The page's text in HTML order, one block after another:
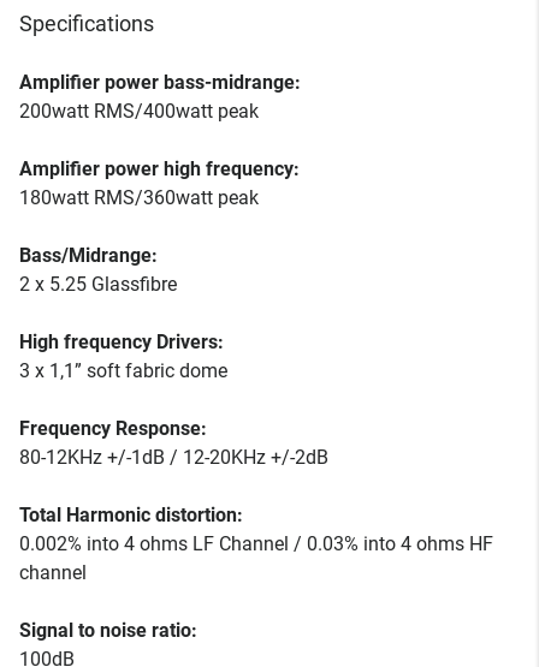
Specifications
Amplifier power bass-midrange:
200watt RMS/400watt peak
Amplifier power high frequency:
180watt RMS/360watt peak
Bass/Midrange:
2 x 5.25 Glassfibre
High frequency Drivers:
3 x 1,1” soft fabric dome
Frequency Response:
80-12KHz +/-1dB / 12-20KHz +/-2dB
Total Harmonic distortion:
0.002% into 4 ohms LF Channel / 0.03% into 4 ohms HF
channel
Signal to noise ratio:
100dB